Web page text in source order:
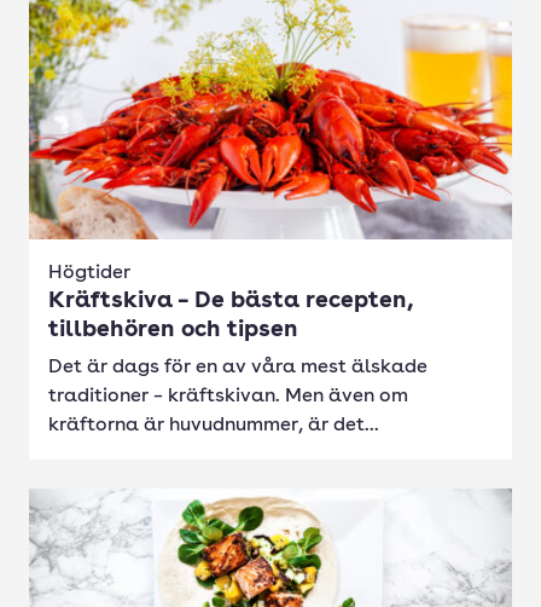
Högtider
Kräftskiva – De bästa recepten,
tillbehören och tipsen
Det är dags för en av våra mest älskade
traditioner – kräftskivan. Men även om
kräftorna är huvudnummer, är det...